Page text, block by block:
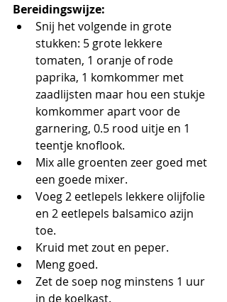
Bereidingswijze:
Snij het volgende in grote
stukken: 5 grote lekkere
tomaten, 1 oranje of rode
paprika, 1 komkommer met
zaadlijsten maar hou een stukje
komkommer apart voor de
garnering, 0.5 rood uitje en 1
teentje knoflook.
Mix alle groenten zeer goed met
een goede mixer.
Voeg 2 eetlepels lekkere olijfolie
en 2 eetlepels balsamico azijn
toe.
Kruid met zout en peper.
Meng goed.
Zet de soep nog minstens 1 uur
in de koelkast.